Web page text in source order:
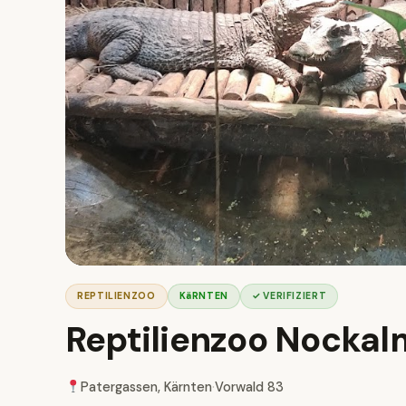
REPTILIENZOO KäRNTEN ✓ VERIFIZIERT
Reptilienzoo
Patergassen, Kärnten·Vorwald 83